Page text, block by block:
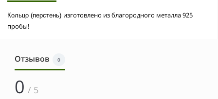
Кольцо (перстень) изготовлено из благородного металла 925
пробы!
Отзывов 0
0 / 5